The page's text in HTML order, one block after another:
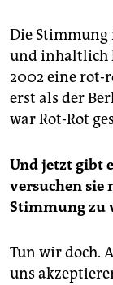
Die Stimmung
und inhaltlich
2002 eine rot-
erst als der
war Rot-Rot
Und jetzt gibt
versuchen sie
Stimmung zu
Tun wir doch.
uns